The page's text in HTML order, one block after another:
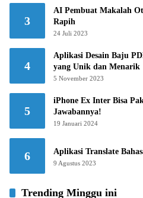
3
AI Pembuat Makalah
Rapih
24 Juli 2023
4
Aplikasi Desain Baju
yang Unik dan Menarik
5 November 2023
5
iPhone Ex Inter Bisa
Jawabannya!
19 Januari 2024
6 Aplikasi Translate
9 Agustus 2023
Trending Minggu ini